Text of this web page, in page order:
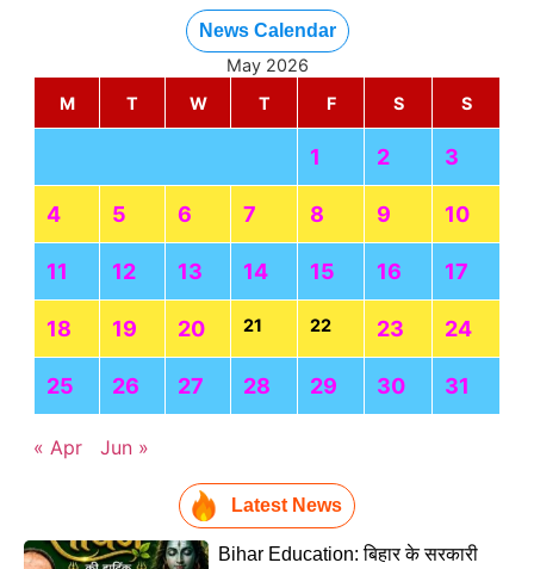
News Calendar
May 2026
M
T W T F S S
1 2 3
4 5 6 7 8 9 10
11 12 13 14 15 16 17
18 19 20 21 22 23 24
25 26 27 28 29 30 31
« Apr Jun »
Latest News
Bihar Education: बिहार के सरकारी